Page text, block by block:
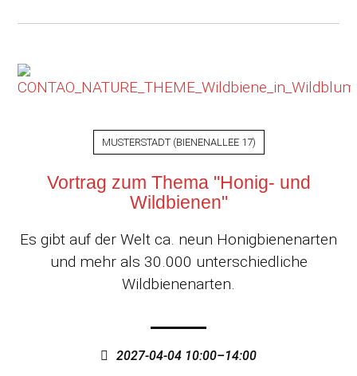
MUSTERSTADT(BIENENALLEE 17)
Vortrag zum Thema "Honig- und
Wildbienen"
Es gibt auf der Welt ca. neun Honigbienenarten
und mehr als 30.000 unterschiedliche
Wildbienenarten.
2027-04-04 10:00–14:00